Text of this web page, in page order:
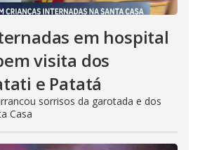
em hospital
visita dos
e Patatá
sorrisos da garotada e dos
Casa